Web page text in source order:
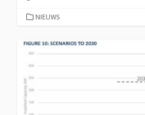
CATEGORIEËN
NIEUWS